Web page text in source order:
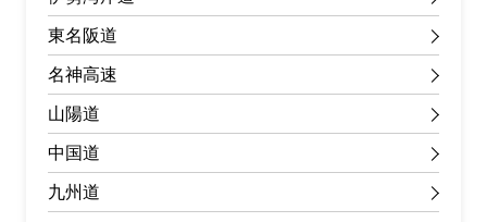
東名阪道
名神高速
山陽道
中国道
九州道